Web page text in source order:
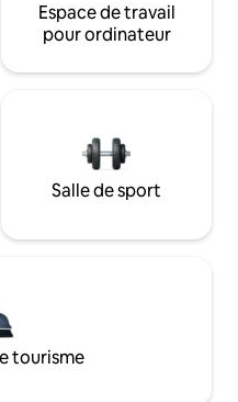
Espace de travail
pour ordinateur
Salle de sport
tourisme